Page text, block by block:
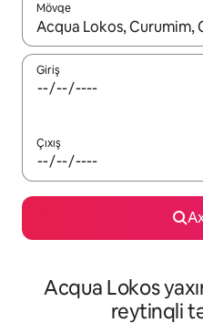
Mövqe
Nəticələr varsa, yuxarı və
Giriş
Çıxış
Acqua Lokos
reytinqli